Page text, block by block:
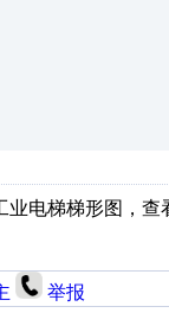
电梯梯形图，
举报